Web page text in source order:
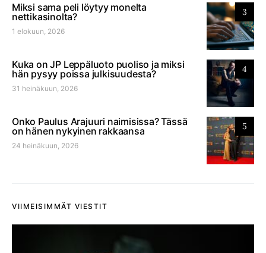
3
Miksi sama peli löytyy monelta
nettikasinolta?
1 elokuun, 2026
4
Kuka on JP Leppäluoto puoliso ja miksi
hän pysyy poissa julkisuudesta?
31 heinäkuun, 2026
5
Onko Paulus Arajuuri naimisissa? Tässä
on hänen nykyinen rakkaansa
24 heinäkuun, 2026
VIIMEISIMMÄT VIESTIT